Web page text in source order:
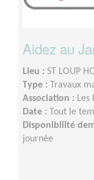
Aidez au
Lieu : ST LOUP
Type : Travaux
Association : Les
Date : Tout le
Disponibilité
journée